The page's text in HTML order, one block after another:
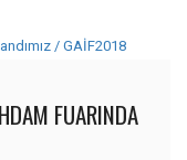
FUARINDA